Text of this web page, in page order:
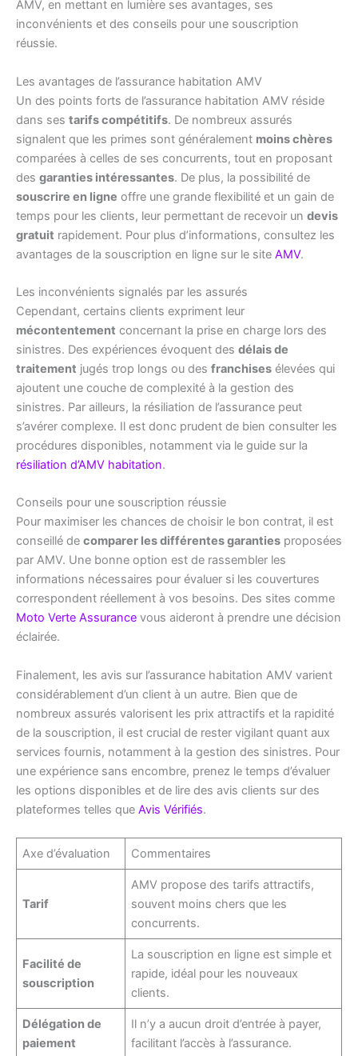
AMV, en mettant en lumière ses avantages, ses
inconvénients et des conseils pour une souscription
réussie.
Les avantages de l’assurance habitation AMV
Un des points forts de l’assurance habitation AMV réside
dans ses tarifs compétitifs. De nombreux assurés
signalent que les primes sont généralement moins chères
comparées à celles de ses concurrents, tout en proposant
des garanties intéressantes. De plus, la possibilité de
souscrire en ligne offre une grande flexibilité et un gain de
temps pour les clients, leur permettant de recevoir un devis
gratuit rapidement. Pour plus d’informations, consultez les
avantages de la souscription en ligne sur le site AMV.
Les inconvénients signalés par les assurés
Cependant, certains clients expriment leur
mécontentement concernant la prise en charge lors des
sinistres. Des expériences évoquent des délais de
traitement jugés trop longs ou des franchises élevées qui
ajoutent une couche de complexité à la gestion des
sinistres. Par ailleurs, la résiliation de l’assurance peut
s’avérer complexe. Il est donc prudent de bien consulter les
procédures disponibles, notamment via le guide sur la
résiliation d’AMV habitation.
Conseils pour une souscription réussie
Pour maximiser les chances de choisir le bon contrat, il est
conseillé de comparer les différentes garanties proposées
par AMV. Une bonne option est de rassembler les
informations nécessaires pour évaluer si les couvertures
correspondent réellement à vos besoins. Des sites comme
Moto Verte Assurance vous aideront à prendre une décision
éclairée.
Finalement, les avis sur l’assurance habitation AMV varient
considérablement d’un client à un autre. Bien que de
nombreux assurés valorisent les prix attractifs et la rapidité
de la souscription, il est crucial de rester vigilant quant aux
services fournis, notamment à la gestion des sinistres. Pour
une expérience sans encombre, prenez le temps d’évaluer
les options disponibles et de lire des avis clients sur des
plateformes telles que Avis Vérifiés.
Axe d’évaluation Commentaires
Tarif
AMV propose des tarifs attractifs,
souvent moins chers que les
concurrents.
Facilité de
souscription
La souscription en ligne est simple et
rapide, idéal pour les nouveaux
clients.
Délégation de
paiement
Il n’y a aucun droit d’entrée à payer,
facilitant l’accès à l’assurance.